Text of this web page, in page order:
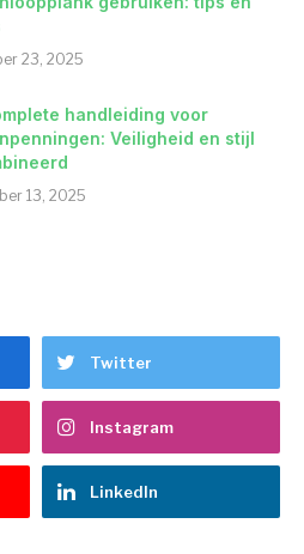
23, 2025
handleiding voor
Veiligheid en stijl
13, 2025
Twitter
Instagram
LinkedIn